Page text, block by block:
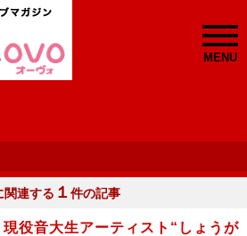
MENU
関連する １ 件の記事
現役音大生アーティスト“しょうが